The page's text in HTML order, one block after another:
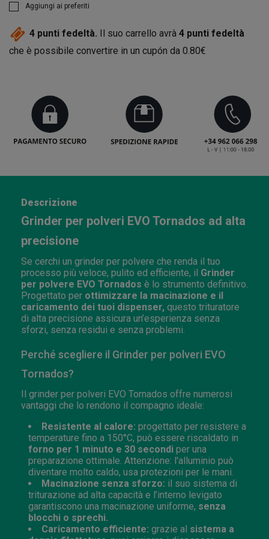
Aggiungi ai preferiti
4 punti fedeltà. Il suo carrello avrà 4 punti fedeltà
che è possibile convertire in un cupón da 0.80€
Descrizione
Grinder per polveri EVO Tornados ad alta
precisione
Se cerchi un grinder per polvere che renda il tuo
processo più veloce, pulito ed efficiente, il Grinder
per polvere EVO Tornados è lo strumento definitivo.
Progettato per ottimizzare la macinazione e il
caricamento dei tuoi dispenser, questo trituratore
di alta precisione assicura un’esperienza senza
sforzi, senza residui e senza problemi.
Perché scegliere il Grinder per polveri EVO
Tornados?
Il grinder per polveri EVO Tornados offre numerosi
vantaggi che lo rendono il compagno ideale:
Resistente al calore: progettato per resistere a
temperature fino a 150°C, può essere riscaldato in
forno per 1 minuto e 30 secondi per una
preparazione ottimale. Attenzione: l'alluminio può
diventare molto caldo, usa protezioni per le mani.
Macinazione senza sforzo: il suo sistema di
triturazione ad alta capacità e l’interno levigato
garantiscono una macinazione uniforme, senza
blocchi o sprechi.
Caricamento efficiente: grazie al sistema a